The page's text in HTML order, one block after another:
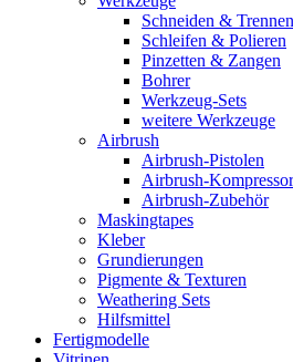
Schneiden & Trennen
Schleifen & Polieren
Pinzetten & Zangen
Bohrer
Werkzeug-Sets
weitere Werkzeuge
Airbrush
Airbrush-Pistolen
Airbrush-
Airbrush-Zubehör
Maskingtapes
Kleber
Grundierungen
Pigmente & Texturen
Weathering Sets
Hilfsmittel
Fertigmodelle